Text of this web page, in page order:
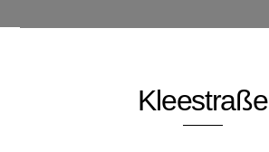
Kleestraße